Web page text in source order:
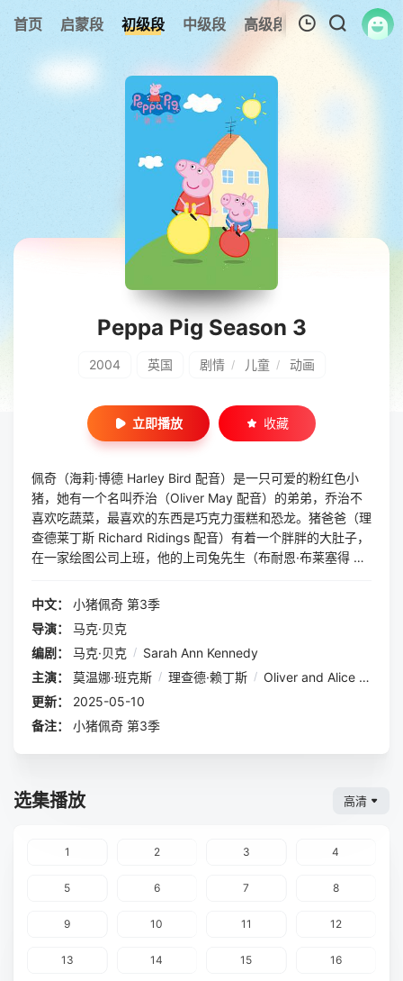
首页 启蒙段 初级段 中级段 高级段 今日更新
0
热
我的观影记录
暂无观看影片的记录
Peppa Pig Season 3
2004 英国 剧情 / 儿童 / 动画
立即播放 收藏
佩奇（海莉·博德 Harley Bird 配音）是一只可爱的粉红色小
猪，她有一个名叫乔治（Oliver May 配音）的弟弟，乔治不
喜欢吃蔬菜，最喜欢的东西是巧克力蛋糕和恐龙。猪爸爸（理
查德莱丁斯 Richard Ridings 配音）有着一个胖胖的大肚子，
在一家绘图公司上班，他的上司兔先生（布耐恩·布莱塞得 Bri
（莫温娜·班克斯 Morwenna Banks 饰）喜欢做蛋糕，而它们
来跳去！佩奇和乔治在幼儿园里有着一大群快乐的好朋友们，
它们的老师是慈祥善良的羚羊夫人。在老师和朋友们的陪伴
下，小猪佩奇的每一天都是如此的快乐和幸福！©豆瓣
中文：
小猪佩奇 第3季
导演：
马克·贝克
编剧：
马克·贝克 / Sarah Ann Kennedy
主演：
莫温娜·班克斯 / 理查德·赖丁斯 / Oliver and Alice May
更新：
2025-05-10
备注：
小猪佩奇 第3季
选集播放 高清
1 2 3 4
5 6 7 8
9 10 11 12
13 14 15 16